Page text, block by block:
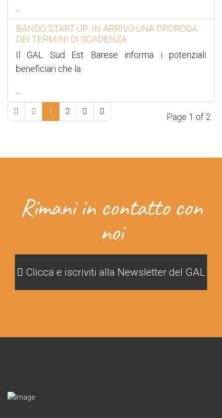
...
BANDO START UP: IN ARRIVO UNA PROROGA
DEI TERMINI DI SCADENZA
Il GAL Sud Est Barese informa i potenziali
beneficiari che la
...
Page 1 of 2
1 2
Rimani in contatto con
noi
Clicca e iscriviti alla Newsletter del GAL